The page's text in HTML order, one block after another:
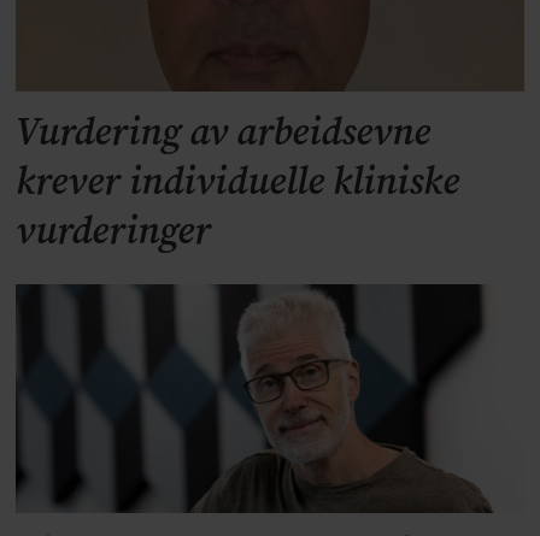
Vurdering av arbeidsevne
krever individuelle kliniske
vurderinger